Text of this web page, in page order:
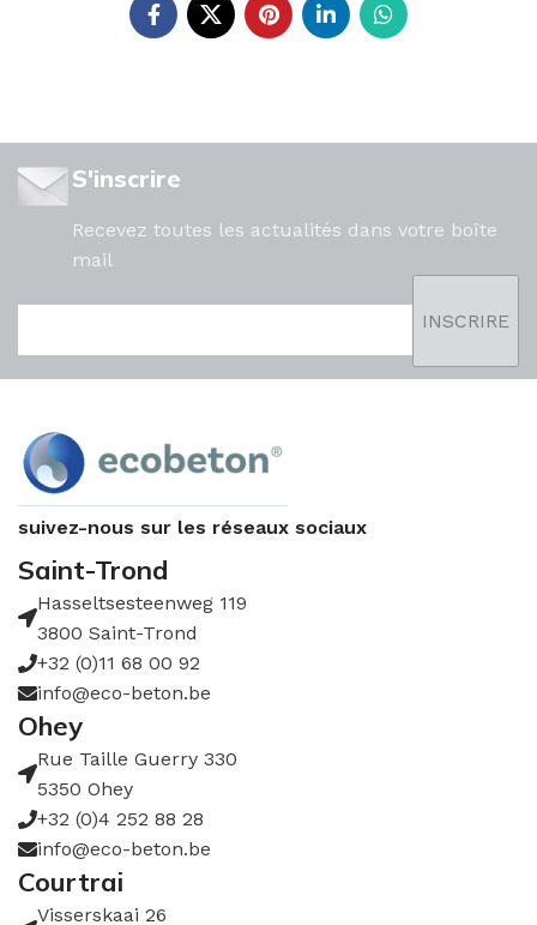
S'inscrire
Recevez toutes les actualités dans votre boîte
mail
suivez-nous sur les réseaux sociaux
Saint-Trond
Hasseltsesteenweg 119
3800 Saint-Trond
+32 (0)11 68 00 92
info@eco-beton.be
Ohey
Rue Taille Guerry 330
5350 Ohey
+32 (0)4 252 88 28
info@eco-beton.be
Courtrai
Visserskaai 26